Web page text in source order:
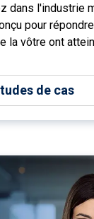
dans l'industrie
pour
la vôtre ont
de cas